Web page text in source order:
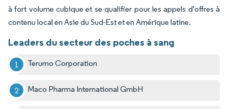
à fort volume cubique et se qualifier pour les appels d'offres à
contenu local en Asie du Sud-Est et en Amérique latine.
Leaders du secteur des poches à sang
Terumo Corporation
Maco Pharma International GmbH